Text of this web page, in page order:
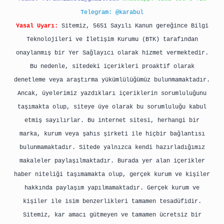
Telegram: @karabul
Yasal Uyarı:
Sitemiz, 5651 Sayılı Kanun gereğince Bilgi
Teknolojileri ve İletişim Kurumu (BTK) tarafından
onaylanmış bir Yer Sağlayıcı olarak hizmet vermektedir.
Bu nedenle, sitedeki içerikleri proaktif olarak
denetleme veya araştırma yükümlülüğümüz bulunmamaktadır.
Ancak, üyelerimiz yazdıkları içeriklerin sorumluluğunu
taşımakta olup, siteye üye olarak bu sorumluluğu kabul
etmiş sayılırlar. Bu internet sitesi, herhangi bir
marka, kurum veya şahıs şirketi ile hiçbir bağlantısı
bulunmamaktadır. Sitede yalnızca kendi hazırladığımız
makaleler paylaşılmaktadır. Burada yer alan içerikler
haber niteliği taşımamakta olup, gerçek kurum ve kişiler
hakkında paylaşım yapılmamaktadır. Gerçek kurum ve
kişiler ile isim benzerlikleri tamamen tesadüfidir.
Sitemiz, kar amacı gütmeyen ve tamamen ücretsiz bir